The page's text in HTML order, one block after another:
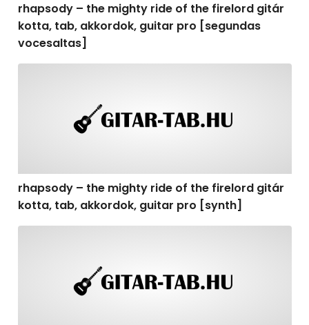
rhapsody – the mighty ride of the firelord gitár
kotta, tab, akkordok, guitar pro [segundas
vocesaltas]
rhapsody – the mighty ride of the firelord gitár
kotta, tab, akkordok, guitar pro [synth]